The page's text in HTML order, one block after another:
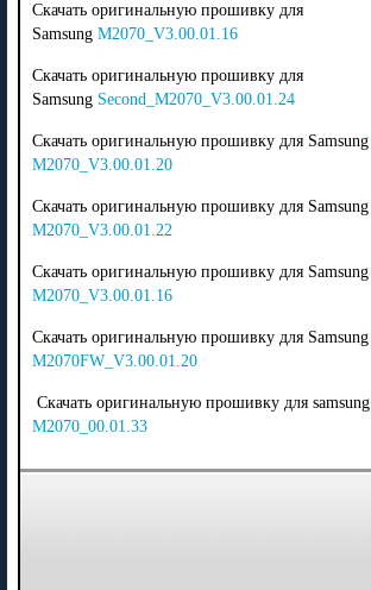
Скачать оригинальную прошивку для
Samsung M2070_V3.00.01.16
Скачать оригинальную прошивку для
Samsung Second_M2070_V3.00.01.24
Скачать оригинальную прошивку для Samsung
M2070_V3.00.01.20
Скачать оригинальную прошивку для Samsung
M2070_V3.00.01.22
Скачать оригинальную прошивку для Samsung
M2070_V3.00.01.16
Скачать оригинальную прошивку для Samsung
M2070FW_V3.00.01.20
Скачать оригинальную прошивку для samsung
M2070_00.01.33